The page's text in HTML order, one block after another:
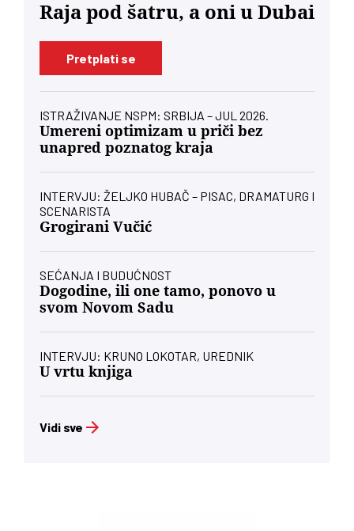
Raja pod šatru, a oni u Dubai
Pretplati se
ISTRAŽIVANJE NSPM: SRBIJA – JUL 2026.
Umereni optimizam u priči bez
unapred poznatog kraja
INTERVJU: ŽELJKO HUBAČ – PISAC, DRAMATURG I
SCENARISTA
Grogirani Vučić
SEĆANJA I BUDUĆNOST
Dogodine, ili one tamo, ponovo u
svom Novom Sadu
INTERVJU: KRUNO LOKOTAR, UREDNIK
U vrtu knjiga
Vidi sve